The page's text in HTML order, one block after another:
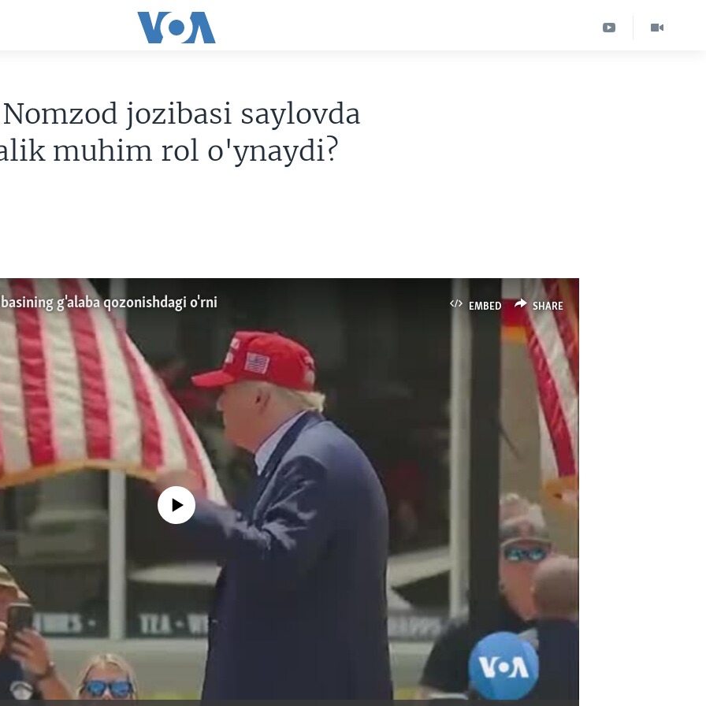
Nomzod jozibasi saylovda
muhim rol o'ynaydi?
EMBED SHARE
g'alaba qozonishdagi o'rni
No media source currently available